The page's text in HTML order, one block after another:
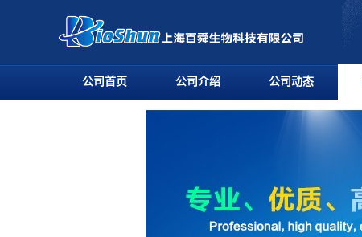
公司首页 公司介绍 公司动态